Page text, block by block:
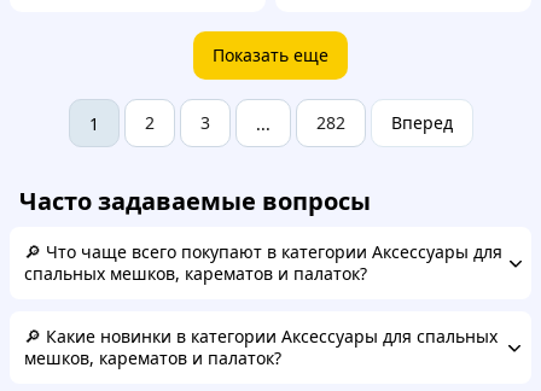
Показать еще
1 2 3 ... 282 Вперед
Часто задаваемые вопросы
🔎 Что чаще всего покупают в категории Аксессуары для
спальных мешков, карематов и палаток?
🔎 Какие новинки в категории Аксессуары для спальных
мешков, карематов и палаток?